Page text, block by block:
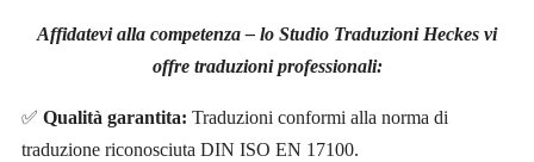
Affidatevi alla competenza – lo Studio Traduzioni Heckes vi
offre traduzioni professionali:
✅ Qualità garantita: Traduzioni conformi alla norma di
traduzione riconosciuta DIN ISO EN 17100.